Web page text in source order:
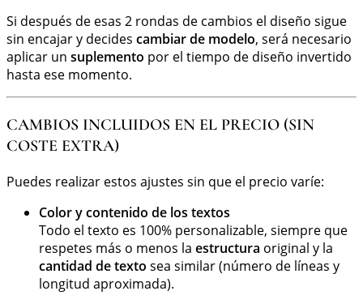
Si después de esas 2 rondas de cambios el diseño sigue
sin encajar y decides cambiar de modelo, será necesario
aplicar un suplemento por el tiempo de diseño invertido
hasta ese momento.
CAMBIOS INCLUIDOS EN EL PRECIO (SIN
COSTE EXTRA)
Puedes realizar estos ajustes sin que el precio varíe:
Color y contenido de los textos
Todo el texto es 100% personalizable, siempre que
respetes más o menos la estructura original y la
cantidad de texto sea similar (número de líneas y
longitud aproximada).